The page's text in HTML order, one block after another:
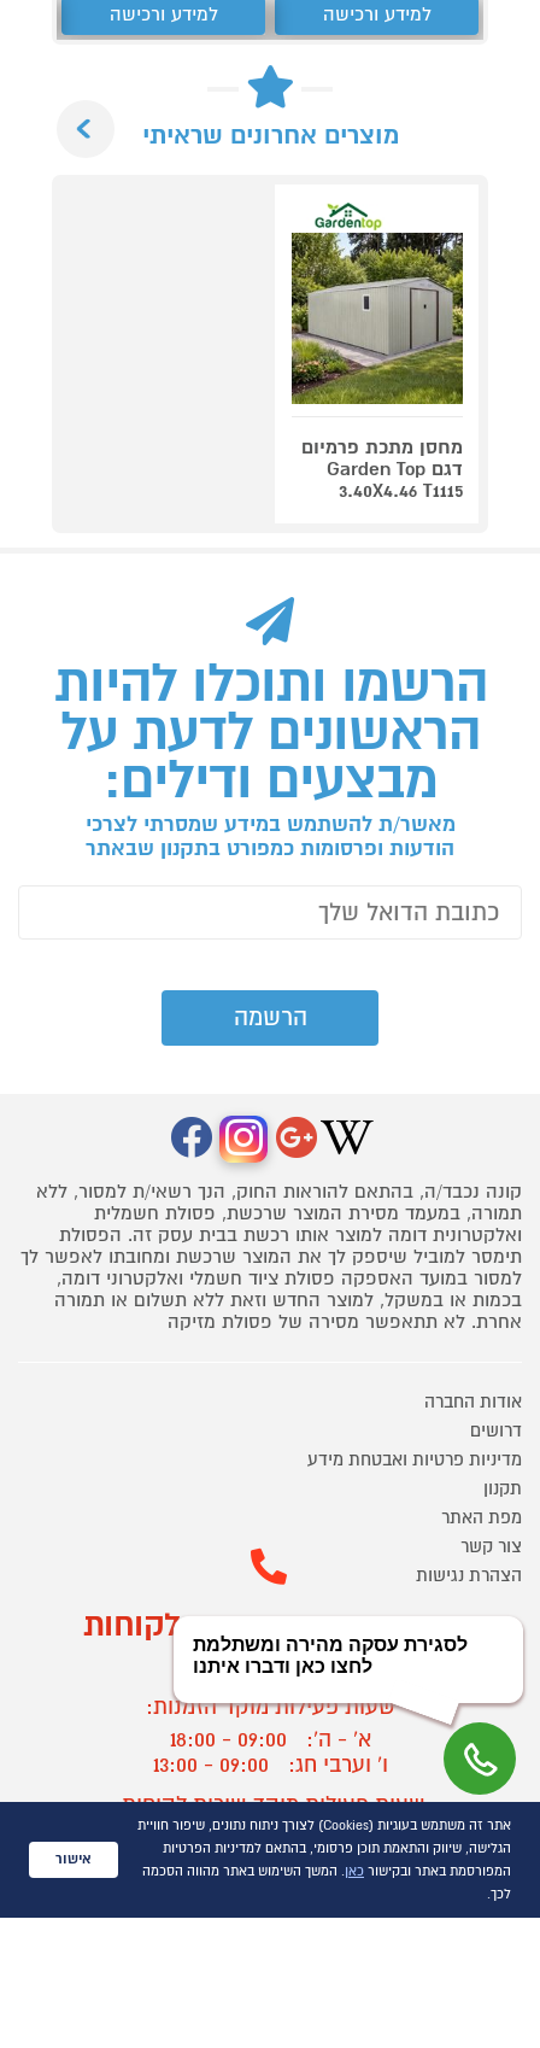
למידע ורכישה למידע ורכישה
מוצרים אחרונים שראיתי
מחסן מתכת פרמיום
דגם Garden Top
3.40X4.46 T1115
הרשמו ותוכלו להיות
הראשונים לדעת על
מבצעים ודילים:
מאשר/ת להשתמש במידע שמסרתי לצרכי
הודעות ופרסומות כמפורט בתקנון שבאתר
קונה נכבד/ה, בהתאם להוראות החוק, הנך רשאי/ת למסור, ללא
תמורה, במעמד מסירת המוצר שרכשת, פסולת חשמלית
ואלקטרונית דומה למוצר אותו רכשת בבית עסק זה. הפסולת
תימסר למוביל שיספק לך את המוצר שרכשת ומחובתו לאפשר לך
למסור במועד האספקה פסולת ציוד חשמלי ואלקטרוני דומה,
בכמות או במשקל, למוצר החדש וזאת ללא תשלום או תמורה
אחרת. לא תתאפשר מסירה של פסולת מזיקה
אודות החברה
דרושים
מדיניות פרטיות ואבטחת מידע
תקנון
מפת האתר
צור קשר
הצהרת נגישות
מוקד הזמנות ושירות לקוחות
03-9545370
שעות פעילות מוקד הזמנות:
א' - ה':
09:00 - 18:00
ו' וערבי חג:
09:00 - 13:00
שעות פעילות מוקד שירות לקוחות:
א' - ד':
09:00 - 16:30
ה :
09:00 - 16:00
חול המועד
?
אתר זה משתמש בעוגיות (Cookies) לצורך ניתוח נתונים, שיפור חוויית
הגלישה, שיווק והתאמת תוכן פרסומי, בהתאם למדיניות הפרטיות
המפורסמת באתר ובקישור כאן. המשך השימוש באתר מהווה הסכמה
לכך.
אישור